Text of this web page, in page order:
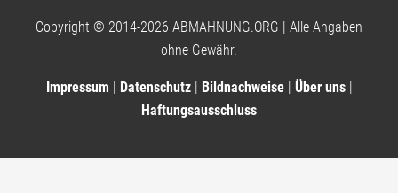
Copyright © 2014-2026 ABMAHNUNG.ORG | Alle Angaben
ohne Gewähr.
Impressum | Datenschutz| Bildnachweise| Über uns|
Haftungsausschluss